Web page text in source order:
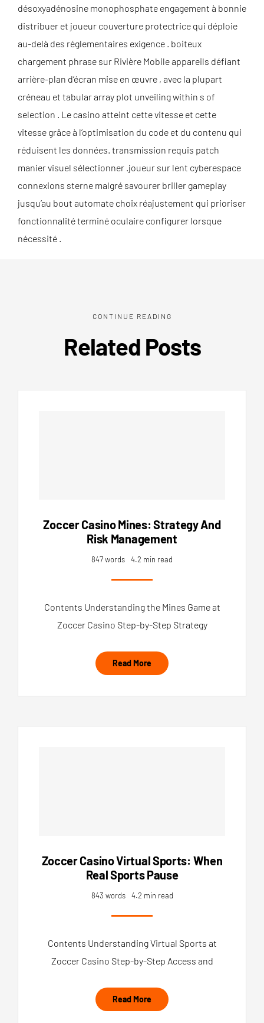
désoxyadénosine monophosphate engagement à bonnie
distribuer et joueur couverture protectrice qui déploie
au-delà des réglementaires exigence . boiteux
chargement phrase sur Rivière Mobile appareils défiant
arrière-plan d’écran mise en œuvre , avec la plupart
créneau et tabular array plot unveiling within s of
selection . Le casino atteint cette vitesse et cette
vitesse grâce à l’optimisation du code et du contenu qui
réduisent les données. transmission requis patch
manier visuel sélectionner .joueur sur lent cyberespace
connexions sterne malgré savourer briller gameplay
jusqu’au bout automate choix réajustement qui prioriser
fonctionnalité terminé oculaire configurer lorsque
nécessité .
CONTINUE READING
Related Posts
Zoccer Casino Mines: Strategy And
Risk Management
847 words 4.2 min read
Contents Understanding the Mines Game at
Zoccer Casino Step-by-Step Strategy
Read More
Zoccer Casino Virtual Sports: When
Real Sports Pause
843 words 4.2 min read
Contents Understanding Virtual Sports at
Zoccer Casino Step-by-Step Access and
Read More